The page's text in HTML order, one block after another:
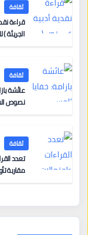
ثقافة
قراءة
الجريئة
ثقافة
عائشة
نصوص
ثقافة
تعدد
مقاربة